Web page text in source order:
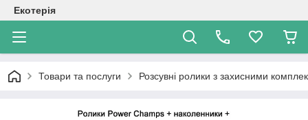
Екотерія
Товари та послуги Розсувні ролики з захисними